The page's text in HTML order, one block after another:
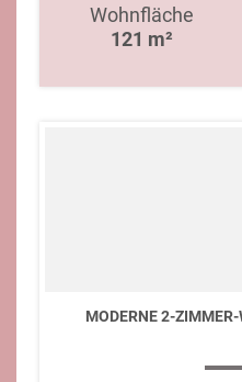
Wohnfläche
121 m²
MODERNE 2-